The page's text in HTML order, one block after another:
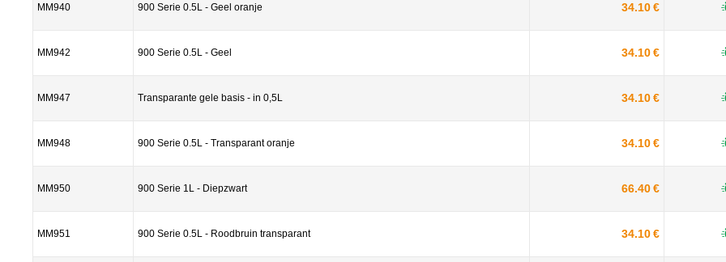
MM940 900 Serie 0.5L - Geel oranje 34.10 €
MM942 900 Serie 0.5L - Geel 34.10 €
MM947 Transparante gele basis - in 0,5L 34.10 €
MM948 900 Serie 0.5L - Transparant oranje 34.10 €
MM950 900 Serie 1L - Diepzwart 66.40 €
MM951 900 Serie 0.5L - Roodbruin transparant 34.10 €